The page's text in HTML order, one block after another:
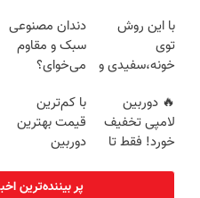
روزه ساخت!
(ضمانت
تعویض +
پرداخت درب
با این روش
توی
خونه،سفیدی و
برگردون
(40%off)
دندان مصنوعی
سبک و مقاوم
می‌خوای؟
اقساطی هم
داریم!😍 | 📍
تهران
🔥 دوربین
لامپی تخفیف
خورد! فقط تا
با کم‌ترین
قیمت بهترین
دوربین
بخر❗❗❗
پر بیننده‌ترین